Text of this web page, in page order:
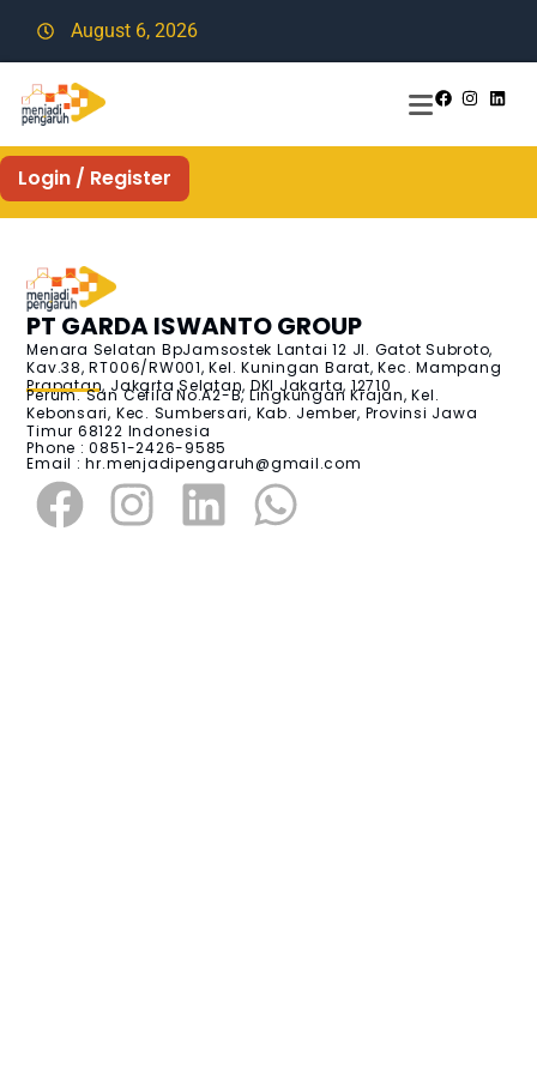
August 6, 2026
Login / Register
PT GARDA ISWANTO GROUP
Menara Selatan BpJamsostek Lantai 12 Jl. Gatot Subroto,
Kav.38, RT006/RW001, Kel. Kuningan Barat, Kec. Mampang
Prapatan, Jakarta Selatan, DKI Jakarta, 12710
Perum. San Cefila No.A2-B, Lingkungan Krajan, Kel.
Kebonsari, Kec. Sumbersari, Kab. Jember, Provinsi Jawa
Timur 68122 Indonesia
Phone : 0851-2426-9585
Email :hr.menjadipengaruh@gmail.com